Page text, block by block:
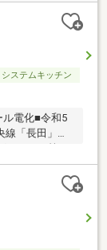
システムキッチン
ル電化■令和5
「長田」駅
利な立地